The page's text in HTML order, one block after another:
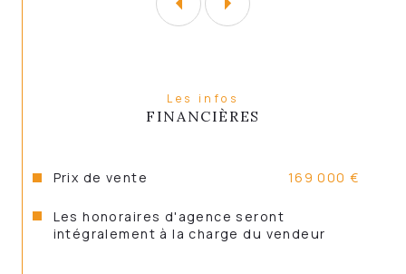
Terrain de 485 m² avec terrasse
Les atouts
Les infos
FINANCIÈRES
Prix de vente 169 000 €
Les honoraires d'agence seront
intégralement à la charge du vendeur